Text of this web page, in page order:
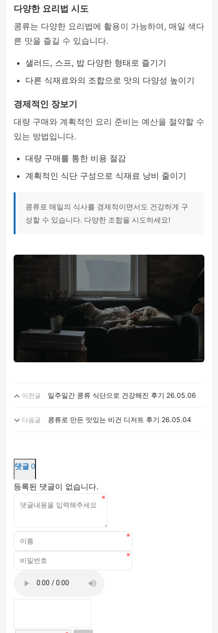
다양한 요리법 시도
콩류는 다양한 요리법에 활용이 가능하여, 매일 색다
른 맛을 즐길 수 있습니다.
샐러드, 스프, 밥 다양한 형태로 즐기기
다른 식재료와의 조합으로 맛의 다양성 높이기
경제적인 장보기
대량 구매와 계획적인 요리 준비는 예산을 절약할 수
있는 방법입니다.
대량 구매를 통한 비용 절감
계획적인 식단 구성으로 식재료 낭비 줄이기
콩류로 매일의 식사를 경제적이면서도 건강하게 구
성할 수 있습니다. 다양한 조합을 시도하세요!
이전글 일주일간 콩류 식단으로 건강해진 후기 26.05.06
다음글 콩류로 만든 맛있는 비건 디저트 후기 26.05.04
댓글 0
등록된 댓글이 없습니다.